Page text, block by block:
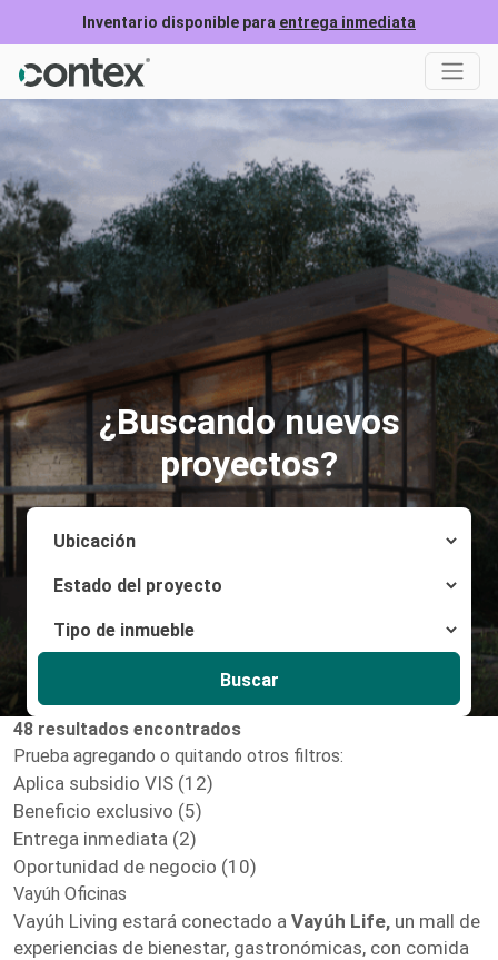
Inventario disponible para entrega inmediata
¿Buscando nuevos
proyectos?
Buscar
48 resultados encontrados
Prueba agregando o quitando otros filtros:
Aplica subsidio VIS (12)
Beneficio exclusivo (5)
Entrega inmediata (2)
Oportunidad de negocio (10)
Vayúh Oficinas
Vayúh Living estará conectado a Vayúh Life, un mall de
experiencias de bienestar, gastronómicas, con comida